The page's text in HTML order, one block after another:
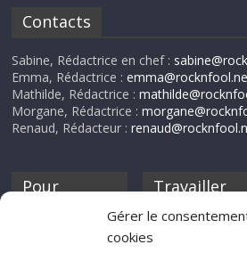
Gérer le
cookies
Contacts
Sabine, Rédactrice en chef :
Emma, Rédactrice :
Mathilde, Rédactrice :
Morgane, Rédactrice :
Renaud, Rédacteur :
Pour
discothèque
Travailler
Si tu souhaites